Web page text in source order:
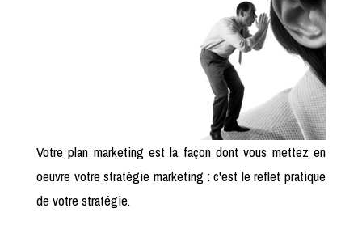
Votre plan marketing est la façon dont vous mettez en
oeuvre votre stratégie marketing : c'est le reflet pratique
de votre stratégie.